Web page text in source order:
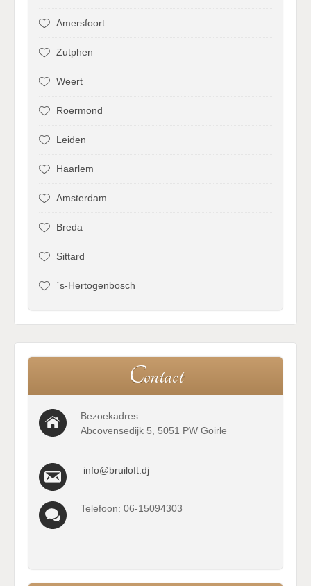
Amersfoort
Zutphen
Weert
Roermond
Leiden
Haarlem
Amsterdam
Breda
Sittard
´s-Hertogenbosch
Contact
Bezoekadres:
Abcovensedijk 5, 5051 PW Goirle
info@bruiloft.dj
Telefoon: 06-15094303